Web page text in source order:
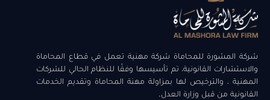
شركة المشورة للمحاماة شركة مهنية تعمل في قطاع المحاماة
والاستشارات القانونية، تم تأسيسها وفقًا للنظام الحالي للشركات
المهنية ، والترخيص لها بمزاولة مهنة المحاماة وتقديم الخدمات
القانونية من قبل وزارة العدل.